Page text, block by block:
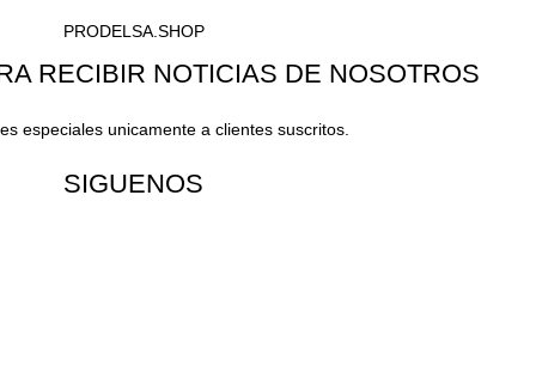
PRODELSA.SHOP
RECIBIR NOTICIAS DE NOSOTROS
especiales unicamente a clientes suscritos.
SIGUENOS